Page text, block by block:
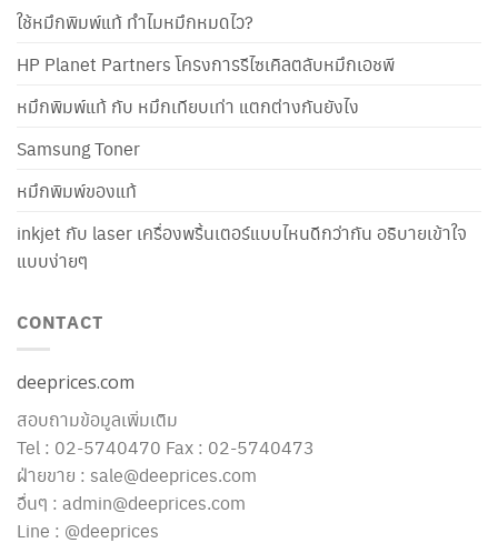
ใช้หมึกพิมพ์แท้ ทำไมหมึกหมดไว?
HP Planet Partners โครงการรีไซเคิลตลับหมึกเอชพี
หมึกพิมพ์แท้ กับ หมึกเทียบเท่า แตกต่างกันยังไง
Samsung Toner
หมึกพิมพ์ของแท้
inkjet กับ laser เครื่องพริ้นเตอร์แบบไหนดีกว่ากัน อธิบายเข้าใจ
แบบง่ายๆ
CONTACT
deeprices.com
สอบถามข้อมูลเพิ่มเติม
Tel : 02-5740470 Fax : 02-5740473
ฝ่ายขาย : sale@deeprices.com
อื่นๆ : admin@deeprices.com
Line : @deeprices